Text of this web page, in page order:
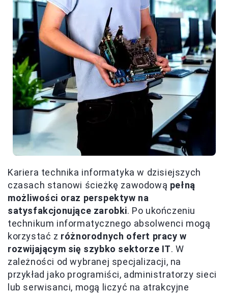
Kariera technika informatyka w dzisiejszych
czasach stanowi ścieżkę zawodową pełną
możliwości oraz perspektyw na
satysfakcjonujące zarobki. Po ukończeniu
technikum informatycznego absolwenci mogą
korzystać z różnorodnych ofert pracy w
rozwijającym się szybko sektorze IT. W
zależności od wybranej specjalizacji, na
przykład jako programiści, administratorzy sieci
lub serwisanci, mogą liczyć na atrakcyjne